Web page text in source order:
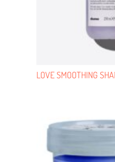
LOVE SMOOTHING